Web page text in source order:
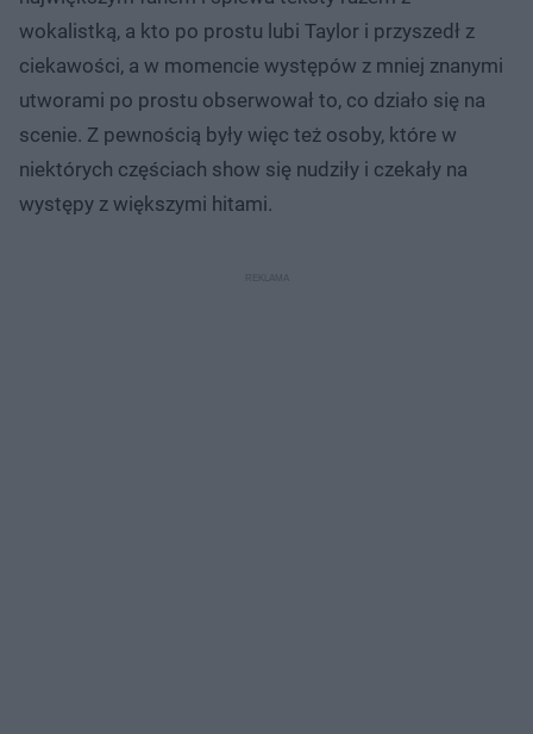
wokalistką, a kto po prostu lubi Taylor i przyszedł z
ciekawości, a w momencie występów z mniej znanymi
utworami po prostu obserwował to, co działo się na
scenie. Z pewnością były więc też osoby, które w
niektórych częściach show się nudziły i czekały na
występy z większymi hitami.